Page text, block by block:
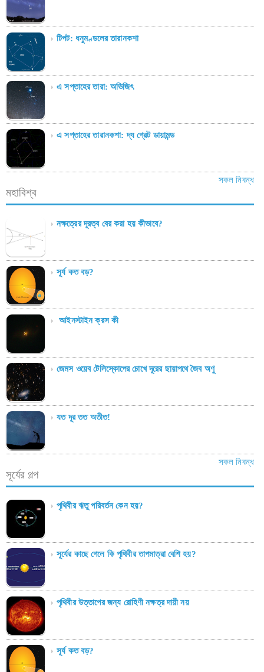
টিপট: ধনুমণ্ডলের তারানকশা
এ সপ্তাহের তারা: অভিজিৎ
এ সপ্তাহের তারানকশা: দ্য গ্রেট ডায়ামন্ড
সকল নিবন্ধ
মহাবিশ্ব
নক্ষত্রের দূরত্ব বের করা হয় কীভাবে?
সূর্য কত বড়?
আইনস্টাইন ক্রস কী
জেমস ওয়েব টেলিস্কোপের চোখে দূরের ছায়াপথে জৈব অণু
যত দূর তত অতীত!
সকল নিবন্ধ
সূর্যের গল্প
পৃথিবীর ঋতু পরিবর্তন কেন হয়?
সূর্যের কাছে গেলে কি পৃথিবীর তাপমাত্রা বেশি হয়?
পৃথিবীর উত্তাপের জন্য রোহিণী নক্ষত্র দায়ী নয়
সূর্য কত বড়?